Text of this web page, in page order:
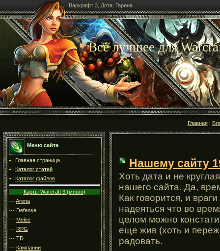
Варкрафт 3, Дота, Гарена
Все лучшее для
Главная|
Меню сайта
Главная страница
Каталог статей
Каталог файлов
Карты Warcraft 3 (много)
---Arena
--- Defense
--- Melee
--- RPG
--- TD
--- Кампании
Нашему сайту
Хоть дата и не
нашего сайта. Да,
Как говорится, и
надеяться что во
целом можно
еще жив (хоть и
радовать.